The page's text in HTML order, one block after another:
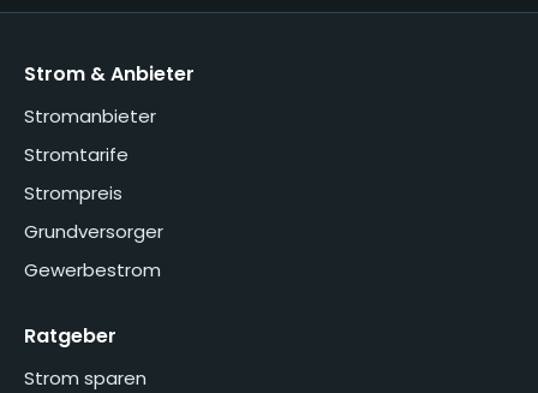
Strom & Anbieter
Stromanbieter
Stromtarife
Strompreis
Grundversorger
Gewerbestrom
Ratgeber
Strom sparen